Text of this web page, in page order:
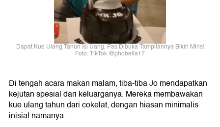
Dapat Kue Ulang Tahun Isi Uang, Pas Dibuka Tampilannya Bikin Miris!
Foto: TikTok @phobella17
Di tengah acara makan malam, tiba-tiba Jo mendapatkan
kejutan spesial dari keluarganya. Mereka membawakan
kue ulang tahun dari cokelat, dengan hiasan minimalis
inisial namanya.